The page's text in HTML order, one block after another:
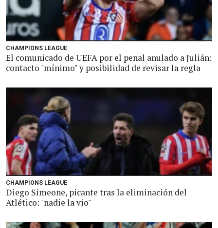
CHAMPIONS LEAGUE
El comunicado de UEFA por el penal anulado a Julián:
contacto "mínimo" y posibilidad de revisar la regla
CHAMPIONS LEAGUE
Diego Simeone, picante tras la eliminación del
Atlético: "nadie la vio"